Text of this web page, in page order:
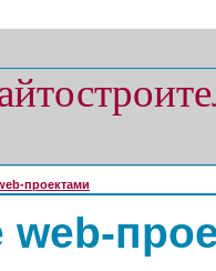
проектами
web-